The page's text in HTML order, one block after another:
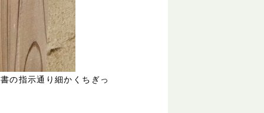
の指示通り細かくちぎっ